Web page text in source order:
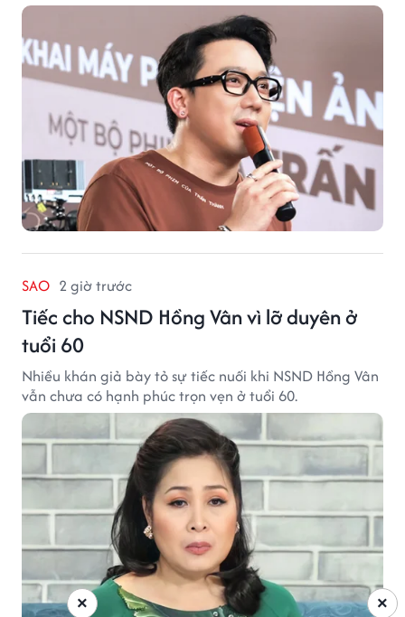
SAO 2 giờ trước
Tiếc cho NSND Hồng Vân vì lỡ duyên ở
tuổi 60
Nhiều khán giả bày tỏ sự tiếc nuối khi NSND Hồng Vân
vẫn chưa có hạnh phúc trọn vẹn ở tuổi 60.
×
×